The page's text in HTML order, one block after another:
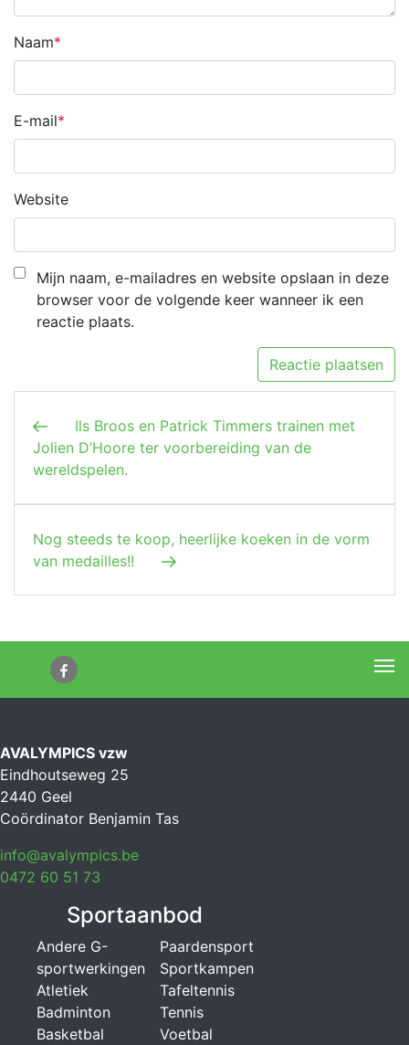
Naam
E-mail
Website
Mijn naam, e-mailadres en website opslaan in deze
browser voor de volgende keer wanneer ik een
reactie plaats.
Vorig berichtIls Broos en Patrick Timmers trainen met
Jolien D’Hoore ter voorbereiding van de
wereldspelen.
Volgend bericht
Nog steeds te koop, heerlijke koeken in de vorm
van medailles!!
AVALYMPICS vzw
Eindhoutseweg 25
2440 Geel
Coördinator Benjamin Tas
info@avalympics.be
0472 60 51 73
Sportaanbod
Andere G-
sportwerkingen
Atletiek
Badminton
Basketbal
Paardensport
Sportkampen
Tafeltennis
Tennis
Voetbal